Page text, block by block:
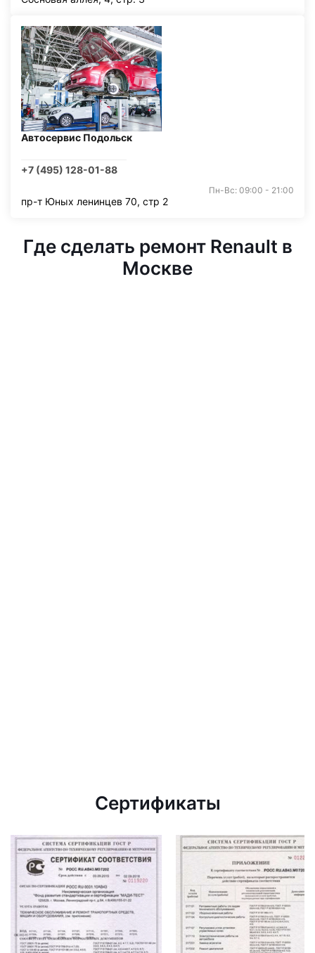
Автосервис Подольск
+7 (495) 128-01-88
Пн-Вс: 09:00 - 21:00
пр-т Юных ленинцев 70, стр 2
Где сделать ремонт Renault в
Москве
Сертификаты